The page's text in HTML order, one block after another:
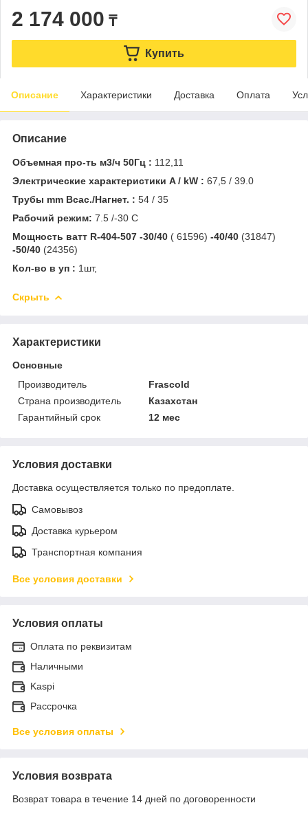
2 174 000 ₸
Купить
Описание Характеристики Доставка Оплата
Описание
Объемная про-ть м3/ч 50Гц : 112,11
Электрические характеристики A / kW : 67,5 / 39.0
Трубы mm Всас./Нагнет. : 54 / 35
Рабочий режим: 7.5 /-30 C
Мощность ватт R-404-507 -30/40 ( 61596) -40/40 (31847)
-50/40 (24356)
Кол-во в уп : 1шт,
Скрыть
Характеристики
Основные
Производитель
Frascold
Страна производитель
Казахстан
Гарантийный срок
12 мес
Условия доставки
Доставка осуществляется только по предоплате.
Самовывоз
Доставка курьером
Транспортная компания
Все условия доставки
Условия оплаты
Оплата по реквизитам
Наличными
Kaspi
Рассрочка
Все условия оплаты
Условия возврата
Возврат товара в течение 14 дней по договоренности